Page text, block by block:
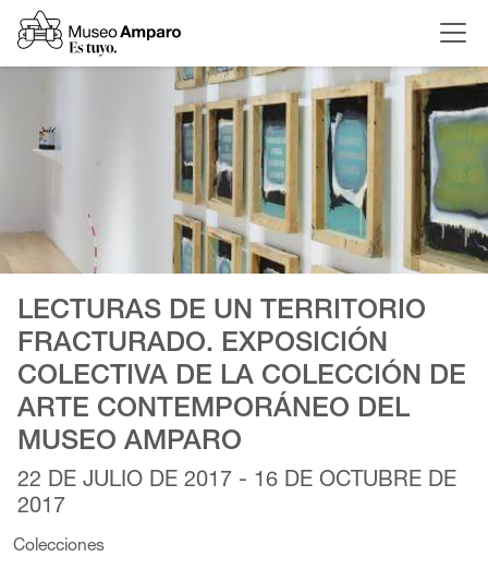
LECTURAS DE UN TERRITORIO
FRACTURADO. EXPOSICIÓN
COLECTIVA DE LA COLECCIÓN DE
ARTE CONTEMPORÁNEO DEL
MUSEO AMPARO
22 DE JULIO DE 2017 - 16 DE OCTUBRE DE
2017
Colecciones